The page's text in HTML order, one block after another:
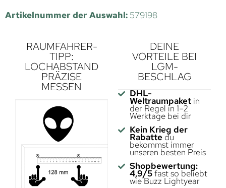
Artikelnummer der Auswahl: 579198
RAUMFAHRER-
TIPP:
LOCHABSTAND
PRÄZISE
MESSEN
DEINE
VORTEILE BEI
LGM-
BESCHLAG
DHL-
Weltraumpaketin
der Regel in 1–2
Werktage bei dir
Kein Krieg der
Rabattedu
bekommst immer
unseren besten Preis
Shopbewertung:
4,9/5fast so beliebt
wie Buzz Lightyear